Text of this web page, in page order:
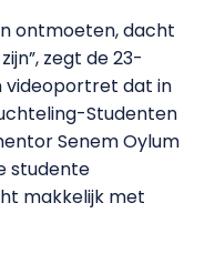
ontmoeten, dacht
zegt de 23-
videoportret dat in
Studenten
Senem Oylum
studente
makkelijk met